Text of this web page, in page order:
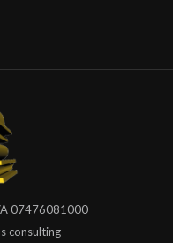
07476081000
consulting